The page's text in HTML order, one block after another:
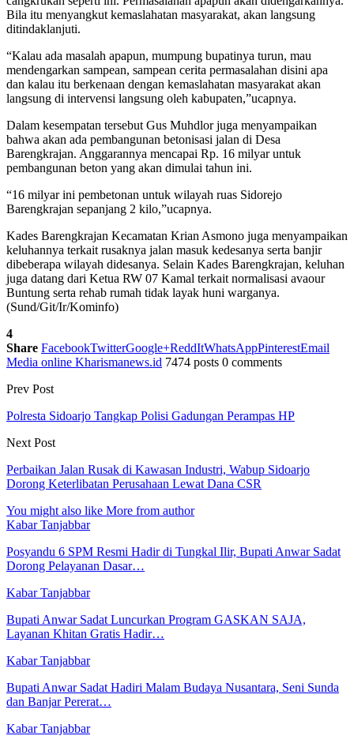
Bila itu menyangkut kemaslahatan masyarakat, akan langsung
ditindaklanjuti.
“Kalau ada masalah apapun, mumpung bupatinya turun, mau
mendengarkan sampean, sampean cerita permasalahan disini apa
dan kalau itu berkenaan dengan kemaslahatan masyarakat akan
langsung di intervensi langsung oleh kabupaten,”ucapnya.
Dalam kesempatan tersebut Gus Muhdlor juga menyampaikan
bahwa akan ada pembangunan betonisasi jalan di Desa
Barengkrajan. Anggarannya mencapai Rp. 16 milyar untuk
pembangunan beton yang akan dimulai tahun ini.
“16 milyar ini pembetonan untuk wilayah ruas Sidorejo
Barengkrajan sepanjang 2 kilo,”ucapnya.
Kades Barengkrajan Kecamatan Krian Asmono juga menyampaikan
keluhannya terkait rusaknya jalan masuk kedesanya serta banjir
dibeberapa wilayah didesanya. Selain Kades Barengkrajan, keluhan
juga datang dari Ketua RW 07 Kamal terkait normalisasi avaour
Buntung serta rehab rumah tidak layak huni warganya.
(Sund/Git/Ir/Kominfo)
4
Share FacebookTwitterGoogle+ReddItWhatsAppPinterestEmail
Media online Kharismanews.id 7474 posts 0 comments
Prev Post
Polresta Sidoarjo Tangkap Polisi Gadungan Perampas HP
Next Post
Perbaikan Jalan Rusak di Kawasan Industri, Wabup Sidoarjo
Dorong Keterlibatan Perusahaan Lewat Dana CSR
You might also like More from author
Kabar Tanjabbar
Posyandu 6 SPM Resmi Hadir di Tungkal Ilir, Bupati Anwar Sadat
Dorong Pelayanan Dasar…
Kabar Tanjabbar
Bupati Anwar Sadat Luncurkan Program GASKAN SAJA,
Layanan Khitan Gratis Hadir…
Kabar Tanjabbar
Bupati Anwar Sadat Hadiri Malam Budaya Nusantara, Seni Sunda
dan Banjar Pererat…
Kabar Tanjabbar